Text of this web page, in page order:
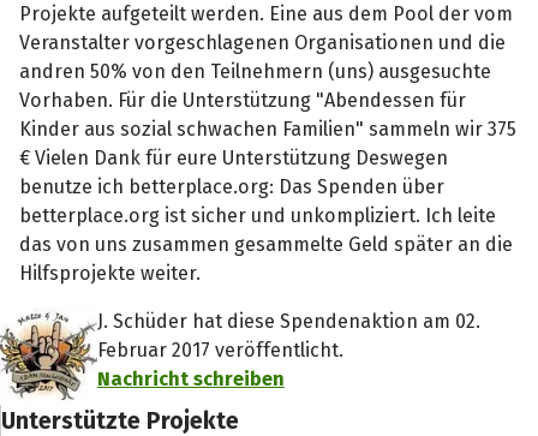
Projekte aufgeteilt werden. Eine aus dem Pool der vom
Veranstalter vorgeschlagenen Organisationen und die
andren 50% von den Teilnehmern (uns) ausgesuchte
Vorhaben. Für die Unterstützung "Abendessen für
Kinder aus sozial schwachen Familien" sammeln wir 375
€ Vielen Dank für eure Unterstützung Deswegen
benutze ich betterplace.org: Das Spenden über
betterplace.org ist sicher und unkompliziert. Ich leite
das von uns zusammen gesammelte Geld später an die
Hilfsprojekte weiter.
J. Schüder hat diese Spendenaktion am 02.
Februar 2017 veröffentlicht.
Nachricht schreiben
Unterstützte Projekte